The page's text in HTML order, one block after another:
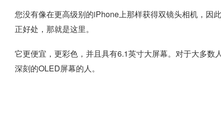
您没有像在更高级别的iPhone上那样获得双镜头相机，因
正好处，那就是这里。
它更便宜，更彩色，并且具有6.1英寸大屏幕。对于大多
深刻的OLED屏幕的人。